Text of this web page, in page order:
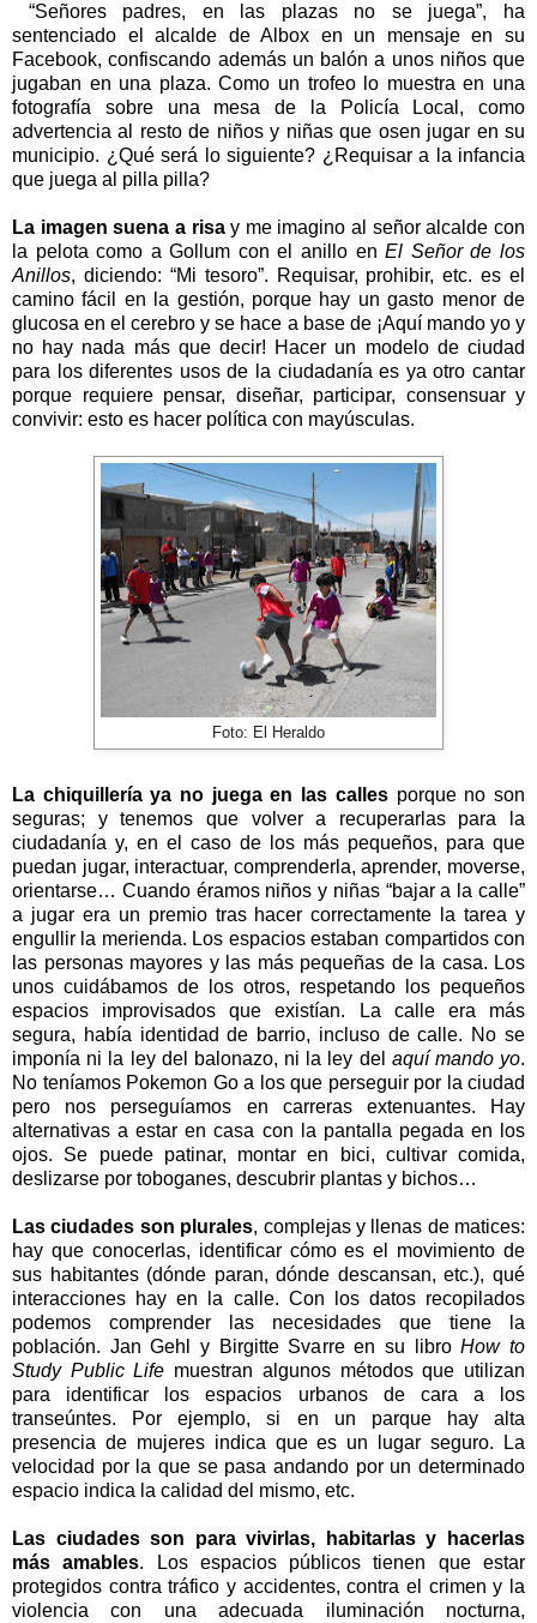
“Señores padres, en las plazas no se juega”, ha
sentenciado el alcalde de Albox en un mensaje en su
Facebook, confiscando además un balón a unos niños que
jugaban en una plaza. Como un trofeo lo muestra en una
fotografía sobre una mesa de la Policía Local, como
advertencia al resto de niños y niñas que osen jugar en su
municipio. ¿Qué será lo siguiente? ¿Requisar a la infancia
que juega al pilla pilla?
La imagen suena a risay me imagino al señor alcalde con
la pelota como a Gollum con el anillo enEl Señor de los
Anillos, diciendo: “Mi tesoro”. Requisar, prohibir, etc. es el
camino fácil en la gestión, porque hay un gasto menor de
glucosa en el cerebro y se hace a base de ¡Aquí mando yo y
no hay nada más que decir! Hacer un modelo de ciudad
para los diferentes usos de la ciudadanía es ya otro cantar
porque requiere pensar, diseñar, participar, consensuar y
convivir: esto es hacer política con mayúsculas.
Foto: El Heraldo
La chiquillería ya no juega en las callesporque no son
seguras; y tenemos que volver a recuperarlas para la
ciudadanía y, en el caso de los más pequeños, para que
puedan jugar, interactuar, comprenderla, aprender, moverse,
orientarse… Cuando éramos niños y niñas “bajar a la calle”
a jugar era un premio tras hacer correctamente la tarea y
engullir la merienda. Los espacios estaban compartidos con
las personas mayores y las más pequeñas de la casa. Los
unos cuidábamos de los otros, respetando los pequeños
espacios improvisados que existían. La calle era más
segura, había identidad de barrio, incluso de calle. No se
imponía ni la ley del balonazo, ni la ley del aquí mando yo.
No teníamos Pokemon Go a los que perseguir por la ciudad
pero nos perseguíamos en carreras extenuantes. Hay
alternativas a estar en casa con la pantalla pegada en los
ojos. Se puede patinar, montar en bici, cultivar comida,
deslizarse por toboganes, descubrir plantas y bichos…
Las ciudades son plurales, complejas y llenas de matices:
hay que conocerlas, identificar cómo es el movimiento de
sus habitantes (dónde paran, dónde descansan, etc.), qué
interacciones hay en la calle. Con los datos recopilados
podemos comprender las necesidades que tiene la
población. Jan Gehl y Birgitte Svarre en su libroHow to
Study Public Life muestran algunos métodos que utilizan
para identificar los espacios urbanos de cara a los
transeúntes. Por ejemplo, si en un parque hay alta
presencia de mujeres indica que es un lugar seguro. La
velocidad por la que se pasa andando por un determinado
espacio indica la calidad del mismo, etc.
Las ciudades son para vivirlas, habitarlas y hacerlas
más amables. Los espacios públicos tienen que estar
protegidos contra tráfico y accidentes, contra el crimen y la
violencia con una adecuada iluminación nocturna,